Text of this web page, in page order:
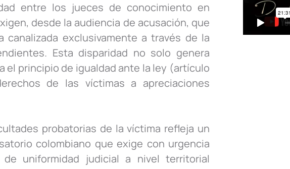
entre los jueces de conocimiento en
desde la audiencia de acusación, que
exclusivamente a través de la
Esta disparidad no solo genera
el principio de igualdad ante la ley (artículo
de las víctimas a apreciaciones
probatorias de la víctima refleja un
colombiano que exige con urgencia
uniformidad judicial a nivel territorial